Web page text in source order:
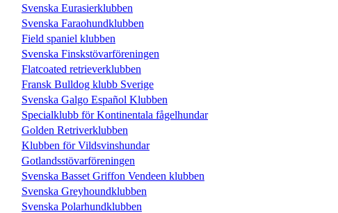
Svenska Eurasierklubben
Svenska Faraohundklubben
Field spaniel klubben
Svenska Finskstövarföreningen
Flatcoated retrieverklubben
Fransk Bulldog klubb Sverige
Svenska Galgo Español Klubben
Specialklubb för Kontinentala fågelhundar
Golden Retriverklubben
Klubben för Vildsvinshundar
Gotlandsstövarföreningen
Svenska Basset Griffon Vendeen klubben
Svenska Greyhoundklubben
Svenska Polarhundklubben